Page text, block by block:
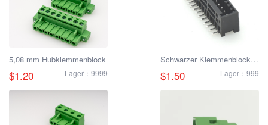
5,08 mm Hubklemmenblock
$1.20 Lager：9999
Schwarzer Klemmenblock
mit gebogener Nadel, 2,5
mm
$1.50 Lager：999